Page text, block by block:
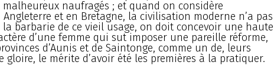
malheureux naufragés ; et quand on considère
Angleterre et en Bretagne, la civilisation moderne n’a pas
barbarie de ce vieil usage, on doit concevoir une haute
d’une femme qui sut imposer une pareille réforme,
d’Aunis et de Saintonge, comme un de, leurs
gloire, le mérite d’avoir été les premières à la pratiquer.